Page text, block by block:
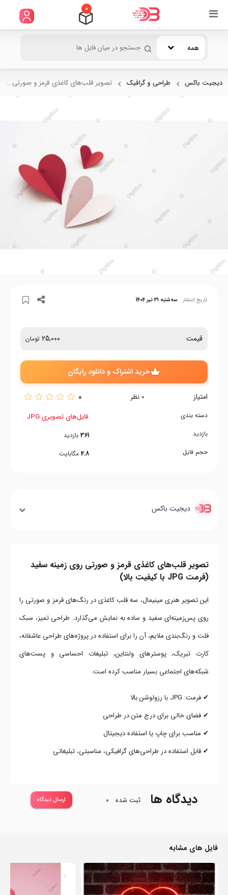
0
همه
دیجیت باکس طراحی و گرافیک تصویر قلب‌های کاغذی قرمز و صورتی...
تاریخ انتشار سه‌شنبه 31 تیر 1404
قیمت 25,000 تومان
خرید اشتراک و دانلود رایگان
امتیاز 0 نظر 0
دسته بندی
بازدید
حجم فایل
فایل‌های تصویری JPG
361 بازدید
4.8 مگابایت
دیجیت باکس
تصویر قلب‌های کاغذی قرمز و صورتی روی زمینه سفید
(فرمت JPG با کیفیت بالا)
این تصویر هنری مینیمال، سه قلب کاغذی در رنگ‌های قرمز و صورتی را
روی پس‌زمینه‌ای سفید و ساده به نمایش می‌گذارد. طراحی تمیز، سبک
فلت و رنگ‌بندی ملایم، آن را برای استفاده در پروژه‌های طراحی عاشقانه،
کارت تبریک، پوسترهای ولنتاین، تبلیغات احساسی و پست‌های
شبکه‌های اجتماعی بسیار مناسب کرده است.
✔ فرمت: JPG با رزولوشن بالا
✔ فضای خالی برای درج متن در طراحی
✔ مناسب برای چاپ یا استفاده دیجیتال
✔ قابل استفاده در طراحی‌های گرافیکی، مناسبتی، تبلیغاتی
دیدگاه ها ثبت شده 0 ارسال دیدگاه
فایل های مشابه